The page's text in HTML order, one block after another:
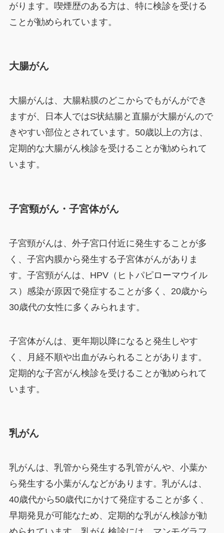
がります。喫煙歴のある方は、特に検診を受ける
ことが勧められています。
大腸がん
大腸がんは、大腸粘膜のどこからでもがんができ
ますが、日本人ではS状結腸と直腸が大腸がんので
きやすい部位とされています。50歳以上の方は、
定期的な大腸がん検診を受けることが勧められて
います。
子宮頸がん・子宮体がん
子宮頸がんは、外子宮口付近に発生することが多
く、子宮内膜から発生する子宮体がんがありま
す。子宮頸がんは、HPV（ヒトパピローマウイル
ス）感染が原因で発症することが多く、20歳から
30歳代の女性に多くみられます。
子宮体がんは、更年期以降になると発生しやす
く、月経不順や出血がみられることがあります。
定期的な子宮がん検診を受けることが勧められて
います。
乳がん
乳がんは、乳管から発生する乳管がんや、小葉か
ら発生する小葉がんなどがあります。乳がんは、
40歳代から50歳代にかけて発症することが多く、
早期発見が可能なため、定期的な乳がん検診が勧